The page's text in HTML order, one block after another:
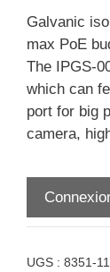
Galvanic
max PoE
The IPGS-
which can
port for big
camera,
UGS : 8351-